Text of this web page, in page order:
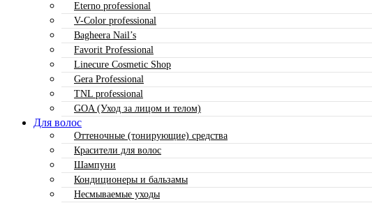
Eterno professional
V-Color professional
Bagheera Nail’s
Favorit Professional
Linecure Cosmetic Shop
Gera Professional
TNL professional
GOA (Уход за лицом и телом)
Для волос
Оттеночные (тонирующие) средства
Красители для волос
Шампуни
Кондиционеры и бальзамы
Несмываемые уходы